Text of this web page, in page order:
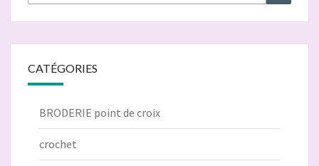
CATÉGORIES
BRODERIE point de croix
crochet